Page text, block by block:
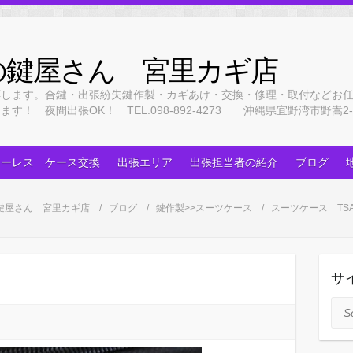
鍵屋さん 宮里カギ店
ます。合鍵・出張紛失鍵作製・カギあけ・交換・修理・取付などお
ます！ 夜間出張OK！ TEL.098-892-4273 沖縄県宜野湾市野嵩
レス ケース交換 出張エリア 出張担当者の紹介 ブログ
屋さん 宮里カギ店 ブログ 鍵作製>>スーツケース スーツケース
サ